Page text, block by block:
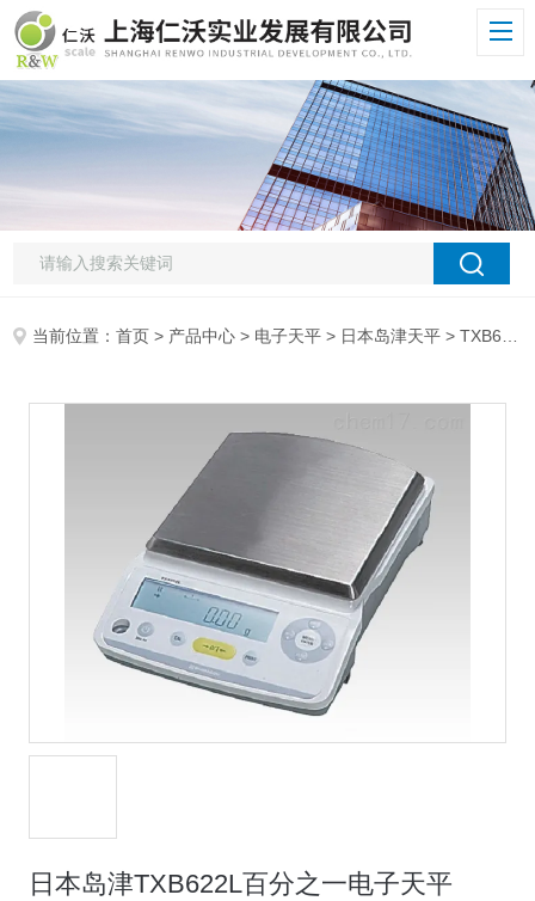
当前位置：首页 > 产品中心 > 电子天平 > 日本岛津天平 > TXB622L日本岛津TXB622L百分之一电子天平
日本岛津TXB622L百分之一电子天平